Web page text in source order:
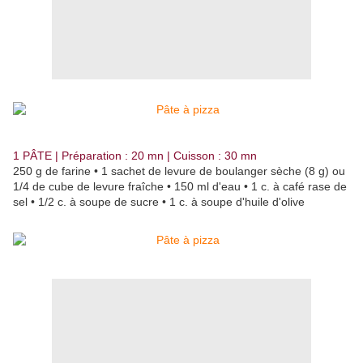
1 PÂTE | Préparation : 20 mn | Cuisson : 30 mn
250 g de farine • 1 sachet de levure de boulanger sèche (8 g) ou
1/4 de cube de levure fraîche • 150 ml d'eau • 1 c. à café rase de
sel • 1/2 c. à soupe de sucre • 1 c. à soupe d'huile d'olive